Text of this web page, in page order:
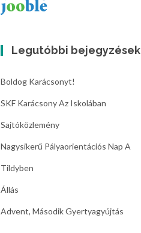
Legutóbbi bejegyzések
Boldog Karácsonyt!
SKF Karácsony Az Iskolában
Sajtóközlemény
Nagysikerű Pályaorientációs Nap A
Tildyben
Állás
Advent, Második Gyertyagyújtás